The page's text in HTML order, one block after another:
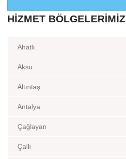
HIZMET BÖLGELERIMIZ
Ahatlı
Aksu
Altıntaş
Antalya
Çağlayan
Çallı